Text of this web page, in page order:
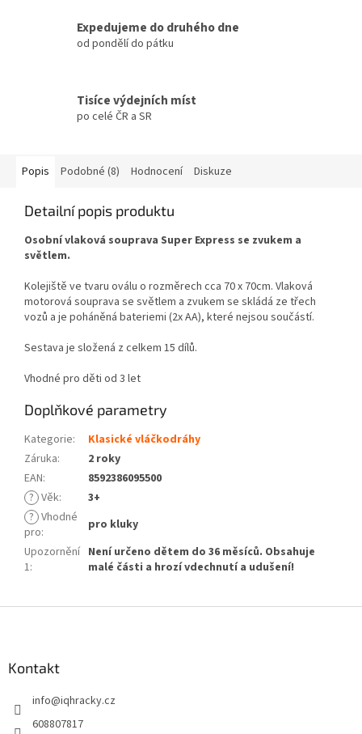
Expedujeme do druhého dne
od pondělí do pátku
Tisíce výdejních míst
po celé ČR a SR
Popis Podobné (8) Hodnocení Diskuze
Detailní popis produktu
Osobní vlaková souprava Super Express se zvukem a
světlem.
Kolejiště ve tvaru oválu o rozměrech cca 70 x 70cm. Vlaková
motorová souprava se světlem a zvukem se skládá ze třech
vozů a je poháněná bateriemi (2x AA), které nejsou součástí.
Sestava je složená z celkem 15 dílů.
Vhodné pro děti od 3 let
Doplňkové parametry
Kategorie:
Klasické vláčkodráhy
Záruka:
2 roky
EAN:
8592386095500
? Věk:
3+
? Vhodné
pro:
pro kluky
Upozornění
1:
Není určeno dětem do 36 měsíců. Obsahuje
malé části a hrozí vdechnutí a udušení!
Kontakt
info@iqhracky.cz
608807817